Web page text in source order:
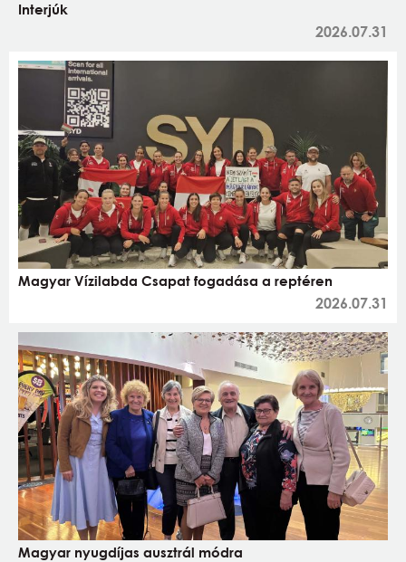
Interjúk
2026.07.31
Magyar Vízilabda Csapat fogadása a reptéren
2026.07.31
Magyar nyugdíjas ausztrál módra